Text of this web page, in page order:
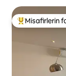
Misafirlerin
Misafirlerin